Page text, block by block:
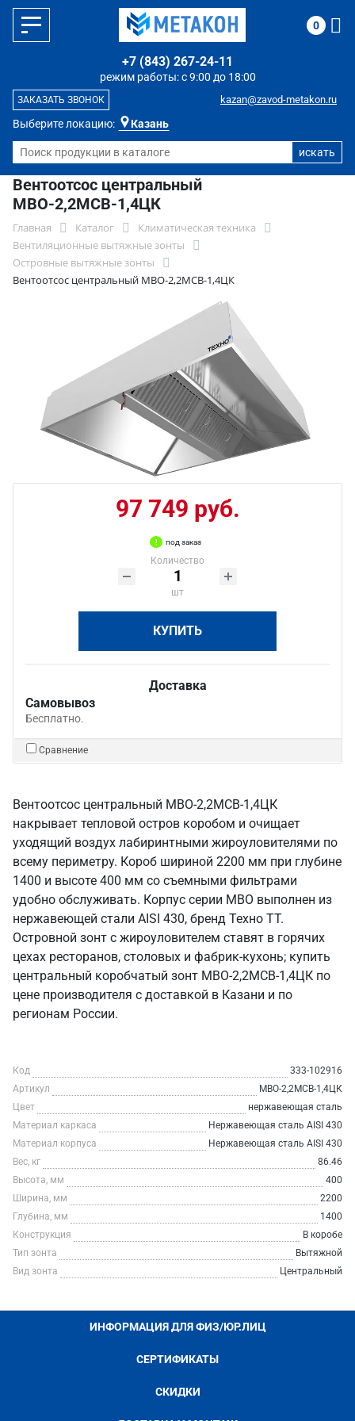
Выберите локацию: Казань
режим работы: с 9:00 до 18:00
+7 (843) 267-24-11
kazan@zavod-metakon.ru
ЗАКАЗАТЬ ЗВОНОК
0
Вентоотсос центральный
МВО-2,2МСВ-1,4ЦК
Главная Каталог
Климатическая техника
Вентиляционные вытяжные зонты
Островные вытяжные зонты
Вентоотсос центральный МВО-2,2МСВ-1,4ЦК
97 749 руб.
под заказ
Количество
шт
КУПИТЬ
Доставка
Самовывоз
Бесплатно.
Сравнение
Вентоотсос центральный МВО-2,2МСВ-1,4ЦК
накрывает тепловой остров коробом и очищает
уходящий воздух лабиринтными жироуловителями по
всему периметру. Короб шириной 2200 мм при глубине
1400 и высоте 400 мм со съемными фильтрами
удобно обслуживать. Корпус серии МВО выполнен из
нержавеющей стали AISI 430, бренд Техно ТТ.
Островной зонт с жироуловителем ставят в горячих
цехах ресторанов, столовых и фабрик-кухонь; купить
центральный коробчатый зонт МВО-2,2МСВ-1,4ЦК по
цене производителя с доставкой в Казани и по
регионам России.
Код
333-102916
Артикул
МВО-2,2МСВ-1,4ЦК
Цвет
нержавеющая сталь
Материал каркаса
Нержавеющая сталь AISI 430
Материал корпуса
Нержавеющая сталь AISI 430
Вес, кг
86.46
Высота, мм
400
Ширина, мм
2200
Глубина, мм
1400
Конструкция
В коробе
Тип зонта
Вытяжной
Вид зонта
Центральный
ИНФОРМАЦИЯ ДЛЯ ФИЗ/ЮР.ЛИЦ
СЕРТИФИКАТЫ
СКИДКИ